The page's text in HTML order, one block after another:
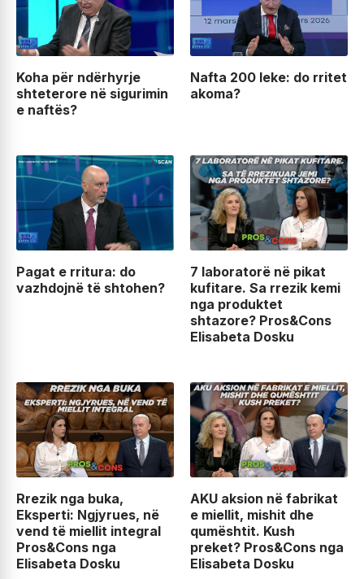
Koha për ndërhyrje
shteterore në sigurimin
e naftës?
Nafta 200 leke: do rritet
akoma?
Pagat e rritura: do
vazhdojnë të shtohen?
7 laboratorë në pikat
kufitare. Sa rrezik kemi
nga produktet
shtazore? Pros&Cons
Elisabeta Dosku
Rrezik nga buka,
Eksperti: Ngjyrues, në
vend të miellit integral
Pros&Cons nga
Elisabeta Dosku
AKU aksion në fabrikat
e miellit, mishit dhe
qumështit. Kush
preket? Pros&Cons nga
Elisabeta Dosku